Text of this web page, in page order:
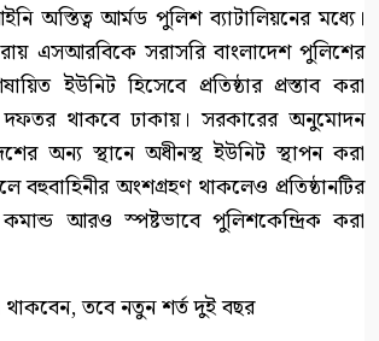
অস্তিত্ব আর্মড পুলিশ ব্যাটালিয়নের মধ্যে।
এসআরবিকে সরাসরি বাংলাদেশ পুলিশের
ইউনিট হিসেবে প্রতিষ্ঠার প্রস্তাব করা
থাকবে ঢাকায়। সরকারের অনুমোদন
অন্য স্থানে অধীনস্থ ইউনিট স্থাপন করা
বহুবাহিনীর অংশগ্রহণ থাকলেও প্রতিষ্ঠানটির
আরও স্পষ্টভাবে পুলিশকেন্দ্রিক করা
থাকবেন, তবে নতুন শর্ত দুই বছর